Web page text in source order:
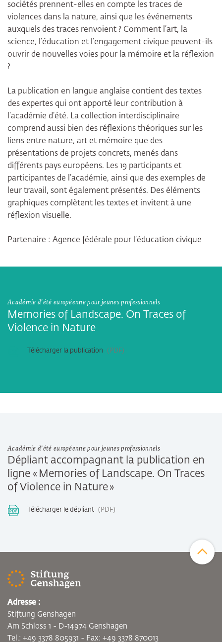
sociétés prennent-elles en compte les traces de
violences dans la nature, ainsi que les événements
auxquels des traces renvoient ? Comment l’art, la
science, l’éducation et l’engagement civique peuvent-ils
ouvrir de nouvelles voies pour la mémoire et la réflexion
?
La publication en langue anglaise contient des textes
des expertes qui ont apporté leur contribution à
l’académie d’été. La collection interdisciplinaire
comprend aussi bien des réflexions théoriques sur les
liens entre nature, art et mémoire que des
présentations de projets concrets, menés dans
différents pays européens. Les 19 participants et
participantes de l’académie, ainsi que des exemples de
leur travail, sont également présentés. Des éléments
graphiques complètent les textes et invitent à une
réflexion visuelle.
Partenaire : Agence fédérale pour l’éducation civique
Académie d’été européenne pour jeunes professionnels
Memories of Landscape. On Traces of
Violence in Nature
Télécharger la publication PDF
Académie d’été européenne pour jeunes professionnels
Dépliant accompagnant la publication en
ligne « Memories of Landscape. On Traces
of Violence in Nature »
Télécharger le dépliant PDF
Zum
Adresse :
Stiftung Genshagen
Am Schloss 1 - D-14974 Genshagen
Tel.: +49 3378 805931 - Fax: +49 3378 870013